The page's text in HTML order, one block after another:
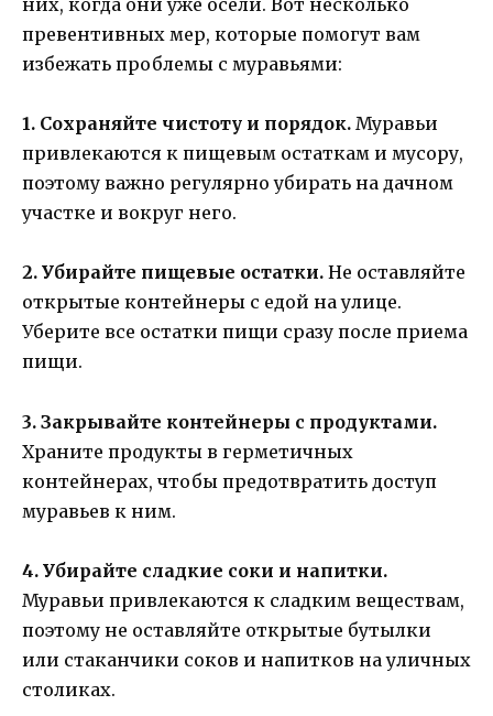
них, когда они уже осели. Вот несколько
превентивных мер, которые помогут вам
избежать проблемы с муравьями:
1. Сохраняйте чистоту и порядок. Муравьи
привлекаются к пищевым остаткам и мусору,
поэтому важно регулярно убирать на дачном
участке и вокруг него.
2. Убирайте пищевые остатки. Не оставляйте
открытые контейнеры с едой на улице.
Уберите все остатки пищи сразу после приема
пищи.
3. Закрывайте контейнеры с продуктами.
Храните продукты в герметичных
контейнерах, чтобы предотвратить доступ
муравьев к ним.
4. Убирайте сладкие соки и напитки.
Муравьи привлекаются к сладким веществам,
поэтому не оставляйте открытые бутылки
или стаканчики соков и напитков на уличных
столиках.